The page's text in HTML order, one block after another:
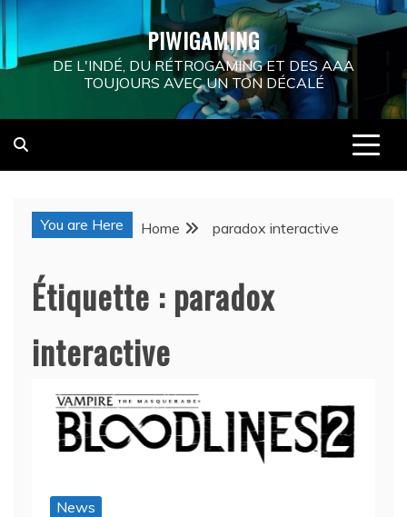
Skip
to
content
PIWIGAMING
DE L'INDÉ, DU RÉTROGAMING ET DES AAA
TOUJOURS AVEC UN TON DÉCALÉ
You are Here Home paradox interactive
Étiquette : paradox
interactive
News